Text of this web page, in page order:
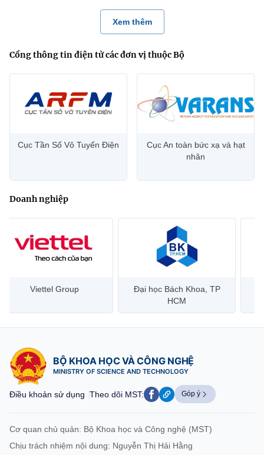
Xem thêm
Cổng thông tin điện tử các đơn vị thuộc Bộ
Cục Tần Số Vô Tuyến Điện
Cục An toàn bức xạ và hạt
nhân
Doanh nghiệp
Đại học Bách Khoa, TP
Bưu điện Việt Nam –
Vietnam Post
BỘ KHOA HỌC VÀ CÔNG NGHỆ
MINISTRY OF SCIENCE AND TECHNOLOGY
Điều khoản sử dụng Theo dõi MST: Góp ý
Cơ quan chủ quản: Bộ Khoa học và Công nghệ (MST)
Chịu trách nhiệm nội dung: Nguyễn Thị Hải Hằng